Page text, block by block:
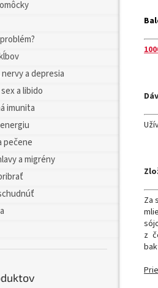
a depresia
a libido
imunita
pečene
a migrény
Za
z